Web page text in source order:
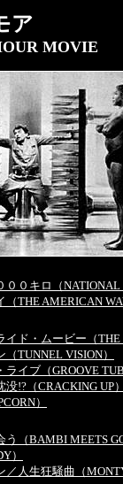
ア
MOVIE
０キロ（NATIONAL
THE AMERICAN
ド・ムービー（THE
TUNNEL VISION）
イブ（GROOVE
!?（CRACKING UP）
）
（BAMBI MEETS
）
人生狂騒曲（